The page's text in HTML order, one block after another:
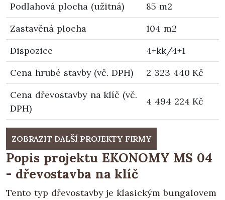
Podlahová plocha (užitná)
85 m2
Zastavěná plocha
104 m2
Dispozice
4+kk/4+1
Cena hrubé stavby (vč. DPH)
2 323 440 Kč
Cena dřevostavby na klíč (vč.
DPH)
4 494 224 Kč
ZOBRAZIT DALŠÍ PROJEKTY FIRMY
Popis projektu EKONOMY MS 04
- dřevostavba na klíč
Tento typ dřevostavby je klasickým bungalovem